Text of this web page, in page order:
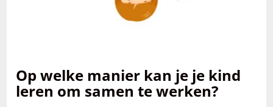
Op welke manier kan je je kind
leren om samen te werken?